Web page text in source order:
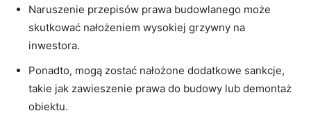
Naruszenie przepisów prawa⁢ budowlanego może
skutkować nałożeniem wysokiej grzywny na
inwestora.
Ponadto, mogą zostać nałożone dodatkowe sankcje,
takie‌ jak zawieszenie prawa do budowy ⁤lub demontaż
obiektu.